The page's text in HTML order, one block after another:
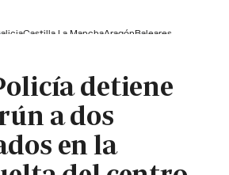
Castilla La ManchaAragónBaleares
detiene
a dos
en la